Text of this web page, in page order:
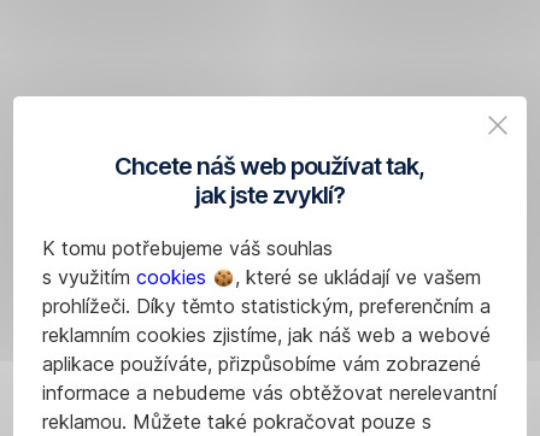
Chcete náš web používat tak,
jak jste zvyklí?
K tomu potřebujeme váš souhlas
s využitím cookies
, které se ukládají ve vašem
prohlížeči. Díky těmto statistickým, preferenčním a
reklamním cookies zjistíme, jak náš web a webové
aplikace používáte, přizpůsobíme vám zobrazené
informace a nebudeme vás obtěžovat nerelevantní
reklamou. Můžete také pokračovat pouze s